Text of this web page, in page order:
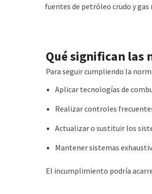
fuentes de petróleo crudo y gas
Qué significan las
Para seguir cumpliendo la
Aplicar tecnologías de
Realizarcontroles
Actualizar o sustituir los
Mantenersistemas
El incumplimiento podría